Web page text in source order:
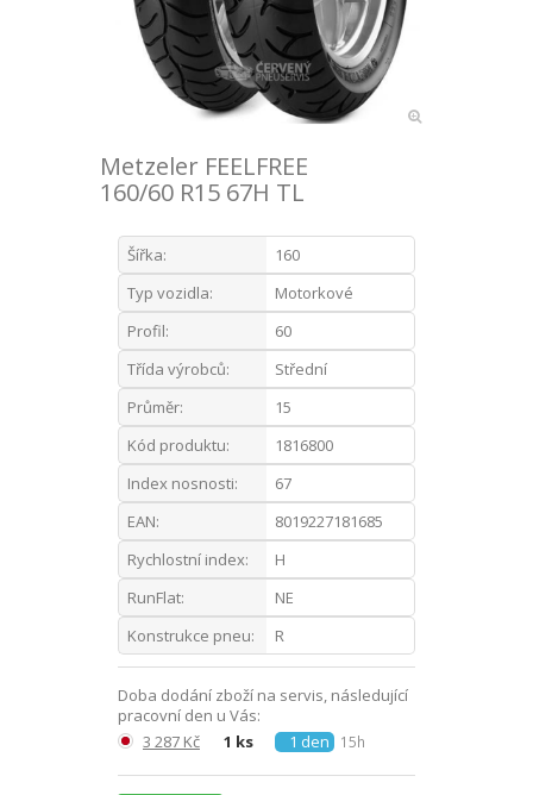
Metzeler FEELFREE
160/60 R15 67H TL
Šířka:
160
Typ vozidla:
Motorkové
Profil:
60
Třída výrobců:
Střední
Průměr:
15
Kód produktu:
1816800
Index nosnosti:
67
EAN:
8019227181685
Rychlostní index:
H
RunFlat:
NE
Konstrukce pneu:
R
Doba dodání zboží na servis, následující
pracovní den u Vás:
3 287 Kč
1 ks 1 den 15h